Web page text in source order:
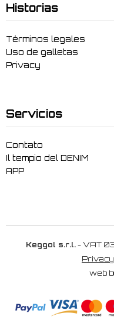
Historias
Términos legales
Uso de galletas
Privacy
Servicios
Contato
Il tempio del DENIM
APP
Keggol s.r.l.- VAT
web